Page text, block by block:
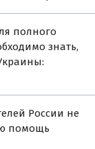
полного
знать,
России не
помощь